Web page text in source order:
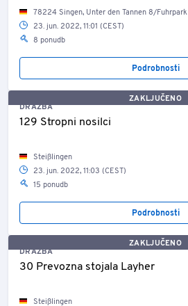
78224 Singen, Unter den Tannen 8/Fuhrpark
23. jun. 2022, 11:01 (CEST)
8 ponudb
Podrobnosti
ZAKLJUČENO
DRAŽBA
129 Stropni nosilci
Steißlingen
23. jun. 2022, 11:03 (CEST)
15 ponudb
Podrobnosti
ZAKLJUČENO
DRAŽBA
30 Prevozna stojala Layher
Steißlingen